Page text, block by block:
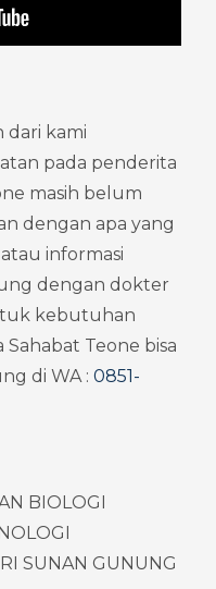
dari kami
pada penderita
masih belum
dengan apa yang
informasi
dengan dokter
kebutuhan
Teone bisa
di WA : 0851-
BIOLOGI
SUNAN GUNUNG